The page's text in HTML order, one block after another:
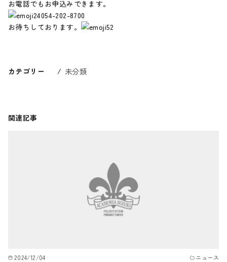
お電話でもお申込みできます。
054-202-8700
お待ちしております。
カテゴリー 未分類
関連記事
2024/12/04 ニュース